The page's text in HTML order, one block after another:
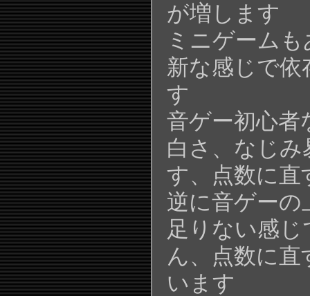
が増します
ミニゲーム
新な感じで
す
音ゲー初心者
白さ、なじ
す、点数に直
逆に音ゲーの
足りない感
ん、点数に直
います